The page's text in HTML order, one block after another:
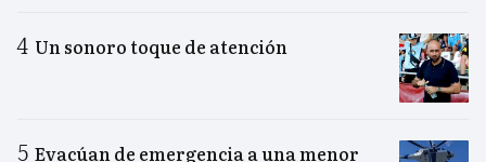
Un sonoro toque de atención
Evacúan de emergencia a una menor